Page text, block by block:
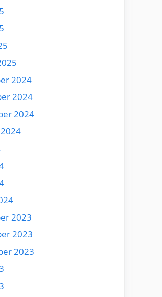
2024
2024
2024
2023
2023
2023